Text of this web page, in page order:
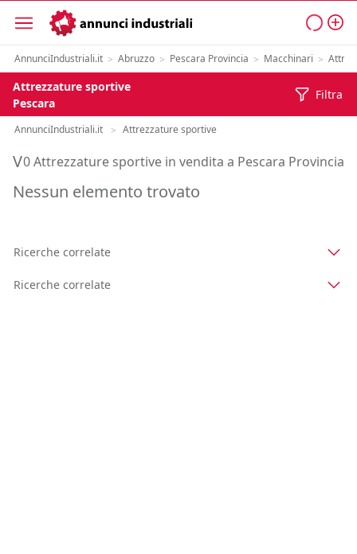
AnnunciIndustriali.it > Abruzzo > Pescara Provincia > Macchinari >
Attrezzature sportive
Pescara
Filtra
AnnunciIndustriali.it > Attrezzature sportive
Vendita Attrezzature sportive in Provincia di Pescara
0 Attrezzature sportive in vendita a Pescara Provincia
Nessun elemento trovato
Ricerche correlate
Ricerche correlate